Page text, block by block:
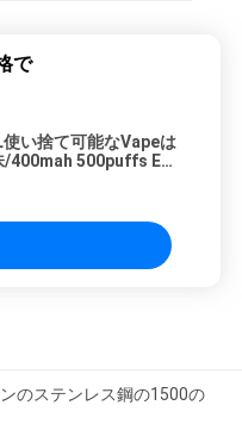
で
い捨て可能なVapeは
/400mah 500puffs Eの
のステンレス鋼の1500の